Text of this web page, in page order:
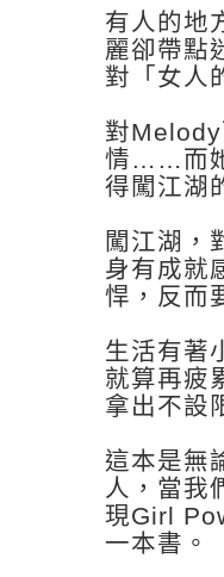
有人的地
麗卻帶點
對「女人
對
情……而她
得闖江湖
闖江湖，
身有成就
悍，反而
生活有著
就算再疲
拿出不設
這本是無
人，當我
現Girl
一本書。